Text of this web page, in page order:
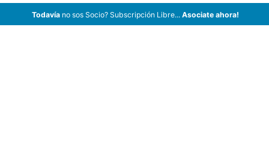
Todavíano sos Socio? Subscripción Libre... Asociate ahora!